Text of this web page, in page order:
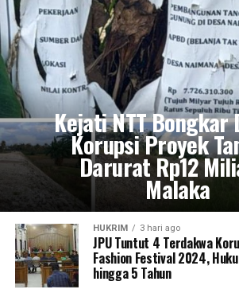
Kejati NTT Bongkar
Korupsi Proyek
Darurat Rp12
Malaka
HUKRIM 3 hari ago
JPU Tuntut 4 Terdakwa
Fashion Festival 2024,
hingga 5 Tahun